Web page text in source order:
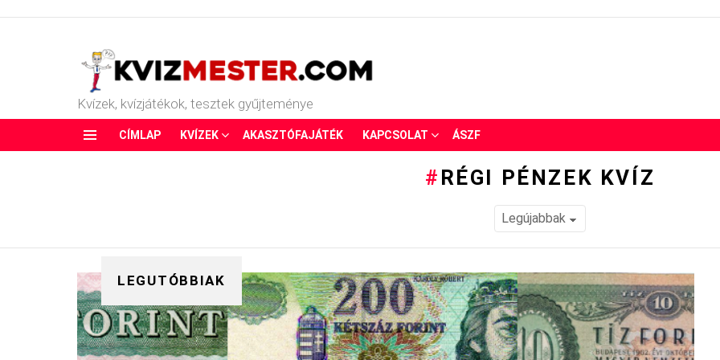
Kvízek, kvízjátékok, tesztek gyűjteménye
CÍMLAP KVÍZEK AKASZTÓFAJÁTÉK KAPCSOLAT ÁSZF
RÉGI PÉNZEK KVÍZ
LEGUTÓBBIAK